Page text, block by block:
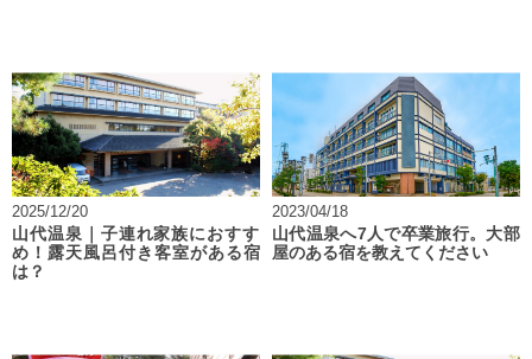
2025/12/20
山代温泉｜子連れ家族におすす
め！露天風呂付き客室がある宿
は？
2023/04/18
山代温泉へ7人で卒業旅行。大部
屋のある宿を教えてください